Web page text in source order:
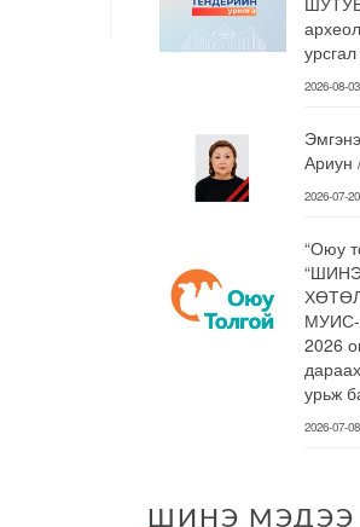
2026-08-03
Ариун
2026-07-20
“Оюу
МУИС-
2026
урьж
2026-07-08
ШИНЭ МЭДЭЭ